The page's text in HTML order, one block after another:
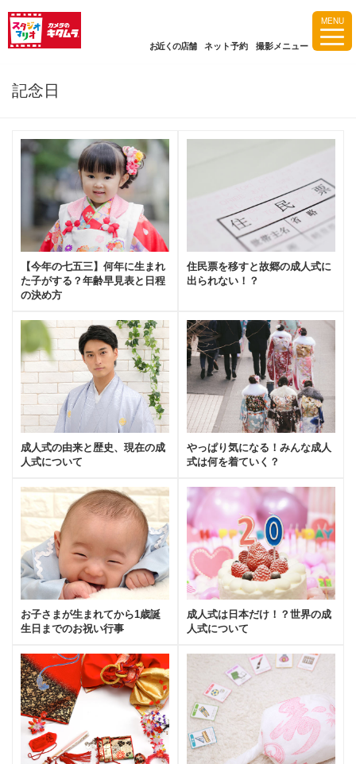
MENU
お近くの店舗 ネット予約 撮影メニュー
記念日
【今年の七五三】何年に生まれ
た子がする？年齢早見表と日程
の決め方
住民票を移すと故郷の成人式に
出られない！？
成人式の由来と歴史、現在の成
人式について
やっぱり気になる！みんな成人
式は何を着ていく？
お子さまが生まれてから1歳誕
生日までのお祝い行事
成人式は日本だけ！？世界の成
人式について